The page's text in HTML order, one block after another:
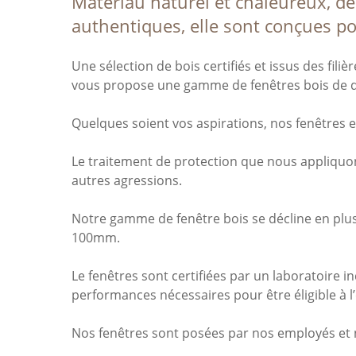
authentiques, elle sont conçues
Une sélection de bois certifiés et issus des
vous propose une gamme de fenêtres bois de
Quelques soient vos aspirations, nos fenêtres
Le traitement de protection que nous
autres agressions.
Notre gamme de fenêtre bois se décline en
100mm.
Le fenêtres sont certifiées par un laboratoire
performances nécessaires pour être éligible à l’
Nos fenêtres sont posées par nos employés